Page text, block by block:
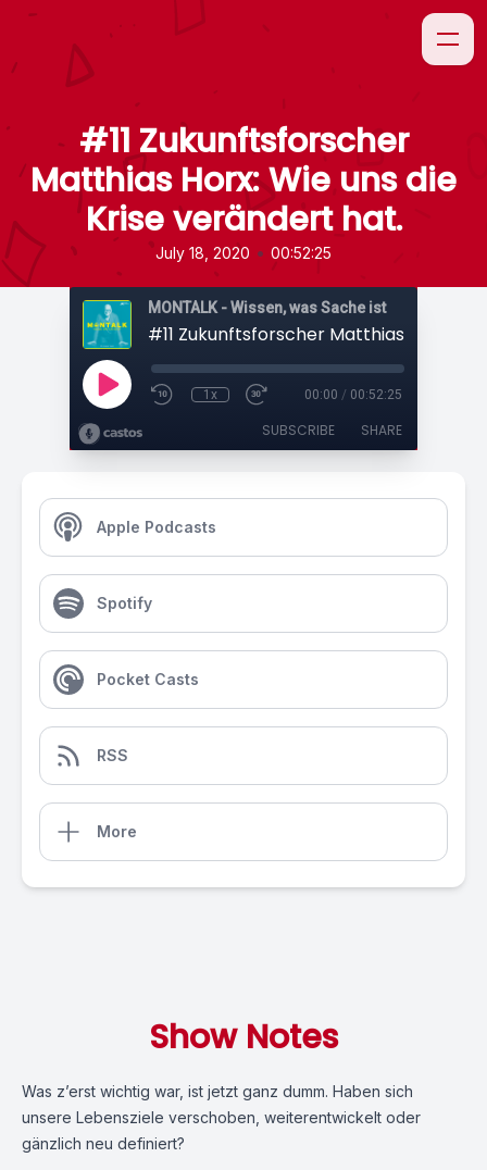
#11 Zukunftsforscher
Matthias Horx: Wie uns die
Krise verändert hat.
July 18, 2020 • 00:52:25
MONTALK - Wissen, was Sache ist
1x 00:00 / 00:52:25
SUBSCRIBE SHARE
Apple Podcasts
Spotify
Pocket Casts
RSS
More
Show Notes
Was z’erst wichtig war, ist jetzt ganz dumm. Haben sich
unsere Lebensziele verschoben, weiterentwickelt oder
gänzlich neu definiert?